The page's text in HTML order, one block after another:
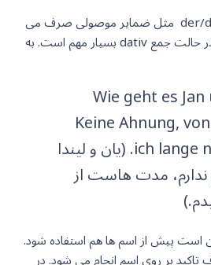
ضمایر اشاره der/die/das مثل ضمایر موصولی صرف می
شوند. این موضوع به ویژه در حالت جمع dativ بسیار مهم است. به
Wie geht es
Keine Ahnung,
ich lange nichts gehört. (یان و لیندا
ندارم، مدت هاست از
است پیش از اسم ها هم استفاده شود.